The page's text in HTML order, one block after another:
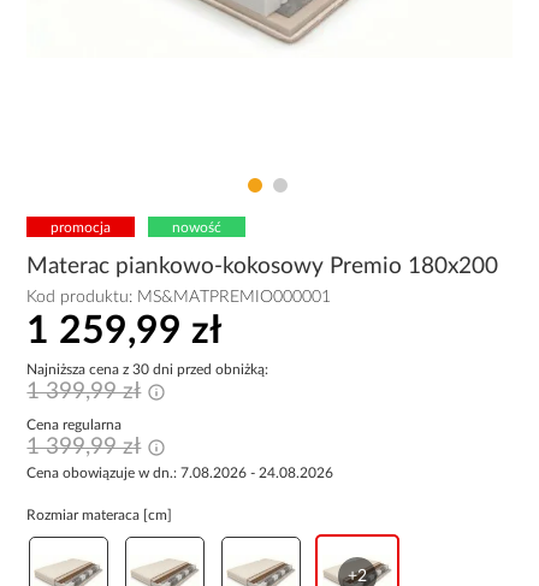
promocja nowość
Materac piankowo-kokosowy Premio 180x200
Kod produktu: MS&MATPREMIO000001
1 259,99 zł
Najniższa cena z 30 dni przed obniżką:
1 399,99 zł
Cena regularna
1 399,99 zł
Cena obowiązuje w dn.: 7.08.2026 - 24.08.2026
Rozmiar materaca [cm]
+2